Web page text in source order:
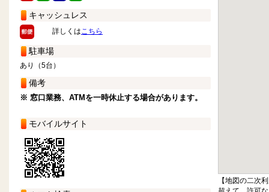
キャッシュレス
詳しくはこちら
駐車場
あり（5台）
備考
※ 窓口業務、ATMを一時休止する場合があります。
モバイルサイト
【地図の二次